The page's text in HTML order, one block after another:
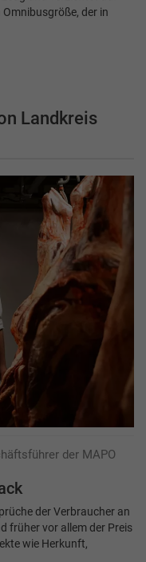
der in
Landkreis
der MAPO
der Verbraucher an
früher vor allem der Preis
wie Herkunft,